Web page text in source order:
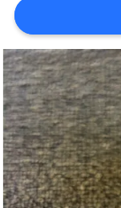
PRIVACY
POLICY